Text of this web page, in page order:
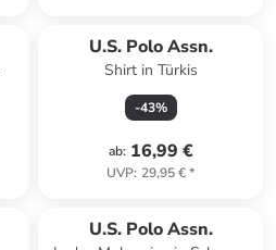
U.S. Polo Assn.
Shirt in Türkis
-43%
ab: 16,99 €
UVP: 29,95 €*
U.S. Polo Assn.